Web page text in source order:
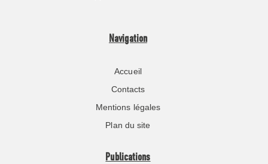
Navigation
Accueil
Contacts
Mentions légales
Plan du site
Publications